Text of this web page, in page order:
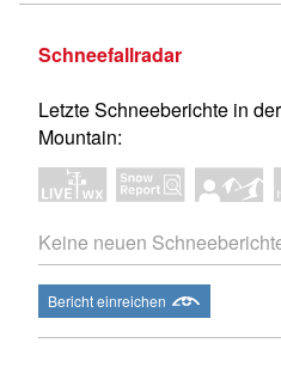
Schneefallradar
Letzte Schneeberichte in
Mountain:
Keine neuen
Bericht einreichen